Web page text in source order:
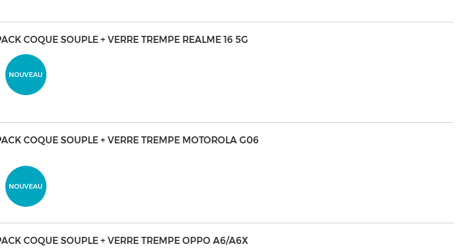
COQUE SOUPLE + VERRE TREMPE REALME 16 5G
NOUVEAU
COQUE SOUPLE + VERRE TREMPE MOTOROLA G06
NOUVEAU
COQUE SOUPLE + VERRE TREMPE OPPO A6/A6X